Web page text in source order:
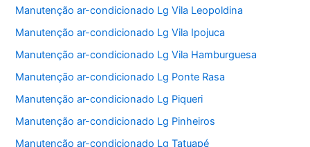
Manutenção ar-condicionado Lg Vila Leopoldina
Manutenção ar-condicionado Lg Vila Ipojuca
Manutenção ar-condicionado Lg Vila Hamburguesa
Manutenção ar-condicionado Lg Ponte Rasa
Manutenção ar-condicionado Lg Piqueri
Manutenção ar-condicionado Lg Pinheiros
Manutenção ar-condicionado Lg Tatuapé